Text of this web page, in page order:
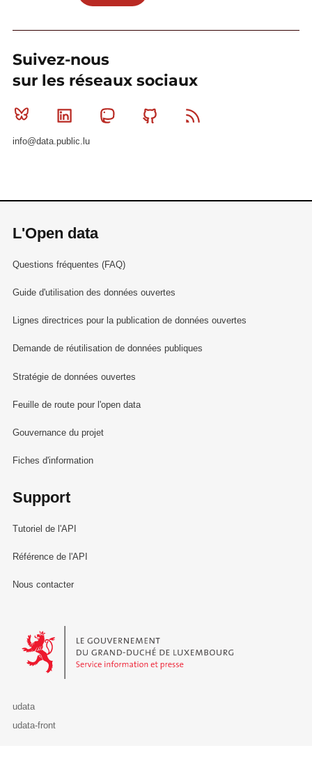
Suivez-nous
sur les réseaux sociaux
Bluesky Linkedin MastodonGithub
info@data.public.lu
L'Open data
Questions fréquentes (FAQ)
Guide d'utilisation des données ouvertes
Lignes directrices pour la publication de données ouvertes
Demande de réutilisation de données publiques
Stratégie de données ouvertes
Feuille de route pour l'open data
Gouvernance du projet
Fiches d'information
Support
Tutoriel de l'API
Référence de l'API
Nous contacter
Le Gouvernement du Grand-Duché de Luxembourg - Service
udata
udata-front